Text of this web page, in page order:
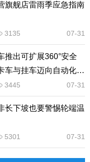
旗舰店雷雨季应急指南
3135 07-31
推出可扩展360°安全
车与挂车迈向自动化未
3445 07-31
长下坡也要警惕轮端温
5301 07-31